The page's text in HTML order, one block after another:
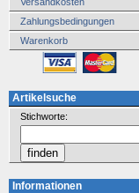
Zahlungsbedingungen
Warenkorb
Artikelsuche
Stichworte:
Informationen